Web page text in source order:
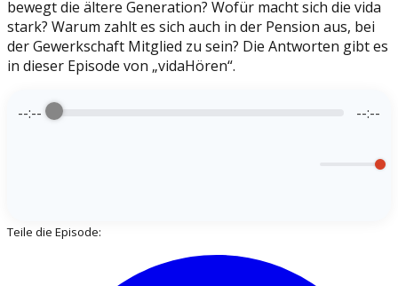
bewegt die ältere Generation? Wofür macht sich die vida
stark? Warum zahlt es sich auch in der Pension aus, bei
der Gewerkschaft Mitglied zu sein? Die Antworten gibt es
in dieser Episode von „vidaHören“.
--:-- --:--
Teile die Episode: